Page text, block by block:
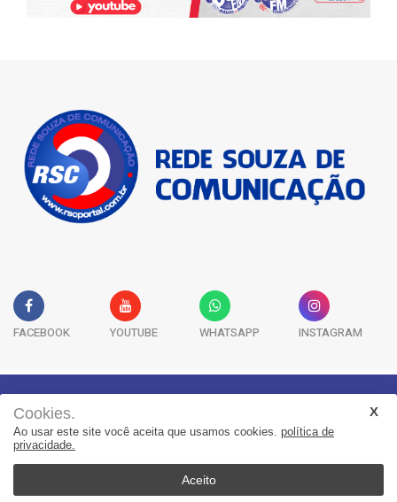
FACEBOOK YOUTUBE WHATSAPP INSTAGRAM
Geral Saúde Política
Esportes
Entretenimento
Cookies.
Ao usar este site você aceita que usamos cookies. política de
privacidade.
Aceito